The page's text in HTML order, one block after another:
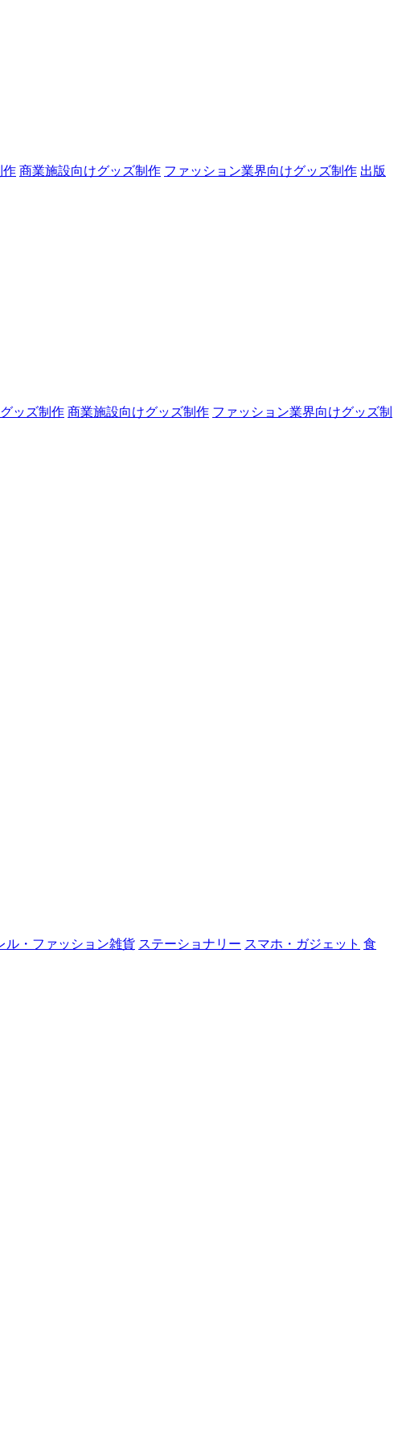
作 商業施設向けグッズ制作 ファッション業界向けグッズ制作 出版
ッズ制作 商業施設向けグッズ制作 ファッション業界向けグッズ制
ル・ファッション雑貨 ステーショナリー スマホ・ガジェット 食